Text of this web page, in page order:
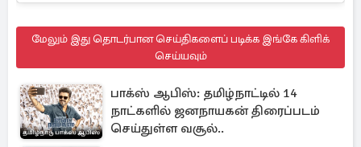
மேலும் இது தொடர்பான செய்திகளைப் படிக்க இங்கே கிளிக்
செய்யவும்
பாக்ஸ் ஆபிஸ்: தமிழ்நாட்டில் 14
நாட்களில் ஜனநாயகன் திரைப்படம்
செய்துள்ள வசூல்..